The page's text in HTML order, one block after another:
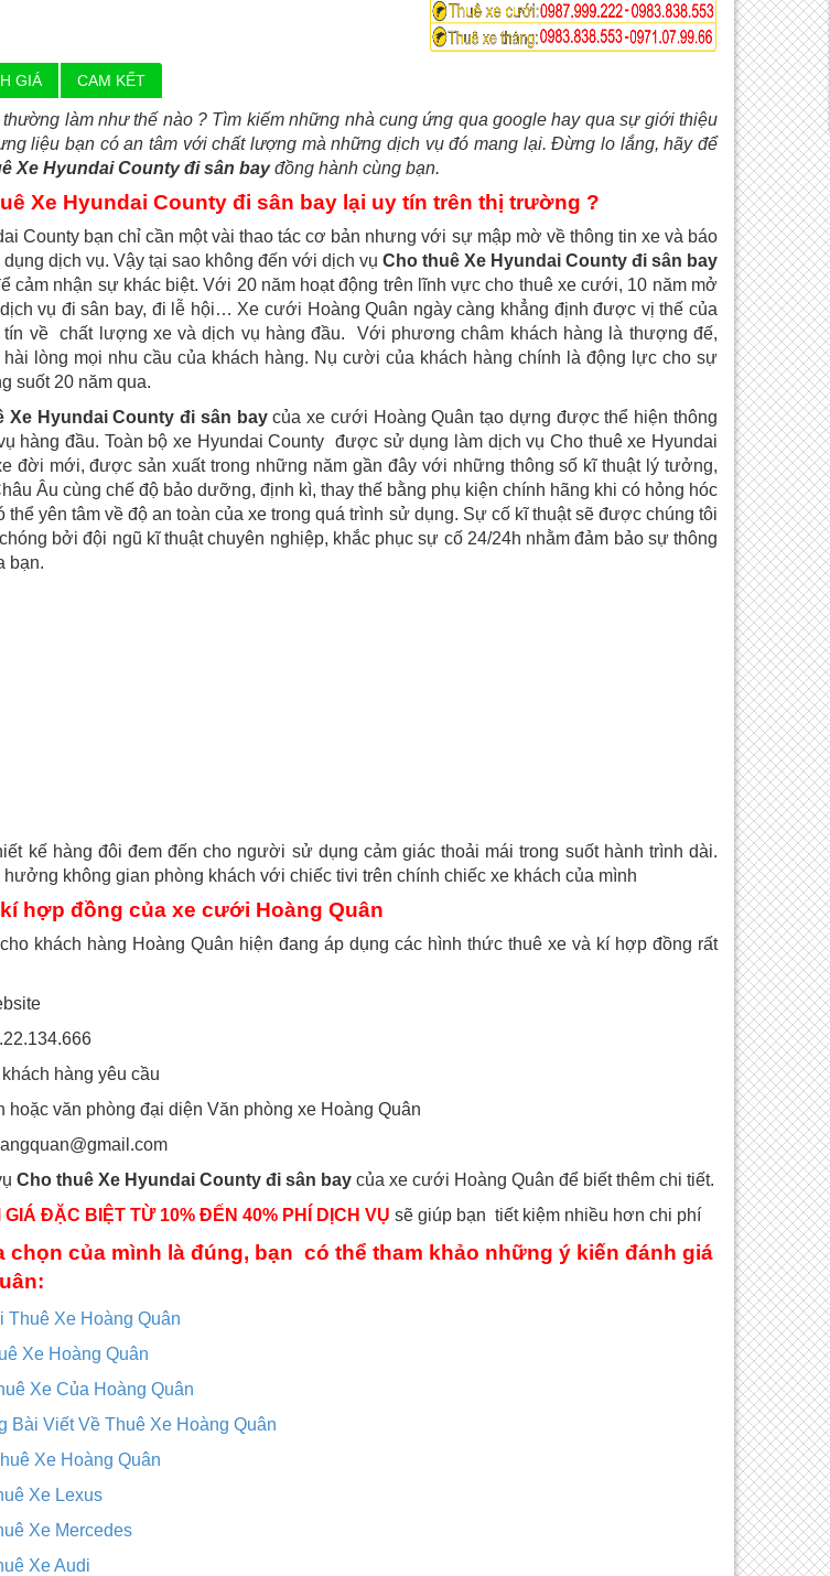
GIÁ CAM KẾT
làm như thế nào ? Tìm kiếm những nhà cung ứng qua google hay qua sự giới thiệu
liệu bạn có an tâm với chất lượng mà những dịch vụ đó mang lại. Đừng lo lắng, hãy để
Xe Hyundai County đi sân bayđồng hành cùng bạn.
Xe Hyundai County đi sân bay lại uy tín trên thị trường ?
County bạn chỉ cần một vài thao tác cơ bản nhưng với sự mập mờ về thông tin xe và báo
dịch vụ. Vậy tại sao không đến với dịch vụ Cho thuê Xe Hyundai County đi sân bay
cảm nhận sự khác biệt. Với 20 năm hoạt động trên lĩnh vực cho thuê xe cưới, 10 năm mở
vụ đi sân bay, đi lễ hội… Xe cưới Hoàng Quân ngày càng khẳng định được vị thế của
về chất lượng xe và dịch vụ hàng đầu. Với phương châm khách hàng là thượng đế,
lòng mọi nhu cầu của khách hàng. Nụ cười của khách hàng chính là động lực cho sự
suốt 20 năm qua.
Xe Hyundai County đi sân baycủa xe cưới Hoàng Quân tạo dựng được thể hiện thông
hàng đầu. Toàn bộ xe Hyundai County được sử dụng làm dịch vụ Cho thuê xe Hyundai
đời mới, được sản xuất trong những năm gần đây với những thông số kĩ thuật lý tưởng,
Âu cùng chế độ bảo dưỡng, định kì, thay thế bằng phụ kiện chính hãng khi có hỏng hóc
thể yên tâm về độ an toàn của xe trong quá trình sử dụng. Sự cố kĩ thuật sẽ được chúng tôi
bởi đội ngũ kĩ thuật chuyên nghiệp, khắc phục sự cố 24/24h nhằm đảm bảo sự thông
bạn.
kế hàng đôi đem đến cho người sử dụng cảm giác thoải mái trong suốt hành trình dài.
không gian phòng khách với chiếc tivi trên chính chiếc xe khách của mình
hợp đồng của xe cưới Hoàng Quân
khách hàng Hoàng Quân hiện đang áp dụng các hình thức thuê xe và kí hợp đồng rất
hàng yêu cầu
hoặc văn phòng đại diện Văn phòng xe Hoàng Quân
Cho thuê Xe Hyundai County đi sân baycủa xe cưới Hoàng Quân để biết thêm chi tiết.
GIÁ ĐẶC BIỆT TỪ 10% ĐẾN 40% PHÍ DỊCH VỤ sẽ giúp bạn tiết kiệm nhiều hơn chi phí
chọn của mình là đúng, bạn có thể tham khảo những ý kiến đánh giá
Thuê Xe Hoàng Quân
Xe Hoàng Quân
Xe Của Hoàng Quân
Bài Viết Về Thuê Xe Hoàng Quân
Xe Hoàng Quân
Xe Lexus
Xe Mercedes
Xe Audi